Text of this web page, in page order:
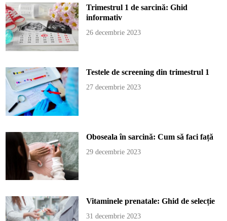
Trimestrul 1 de sarcină: Ghid
informativ
26 decembrie 2023
Testele de screening din trimestrul 1
27 decembrie 2023
Oboseala în sarcină: Cum să faci față
29 decembrie 2023
Vitaminele prenatale: Ghid de selecție
31 decembrie 2023